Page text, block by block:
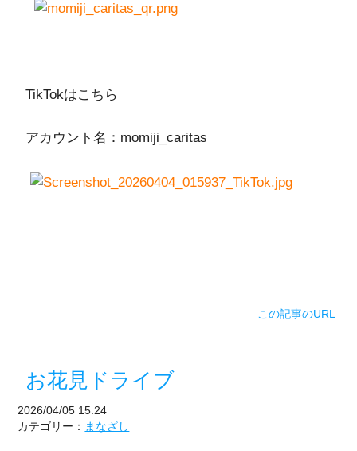
TikTokはこちら
アカウント名：momiji_caritas
この記事のURL
お花見ドライブ
2026/04/05 15:24
カテゴリー： まなざし